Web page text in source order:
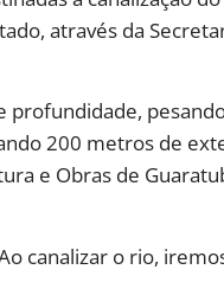
através da
200 metros de
e Obras de
canalizar o rio,